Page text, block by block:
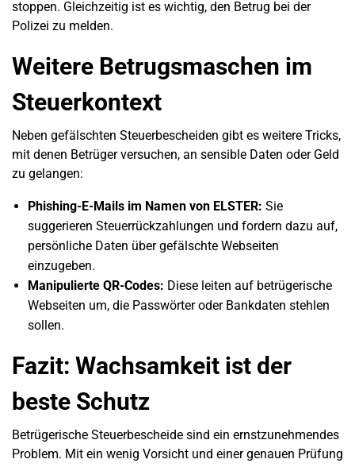
stoppen. Gleichzeitig ist es wichtig, den Betrug bei der
Polizei zu melden.
Weitere Betrugsmaschen im
Steuerkontext
Neben gefälschten Steuerbescheiden gibt es weitere Tricks,
mit denen Betrüger versuchen, an sensible Daten oder Geld
zu gelangen:
Phishing-E-Mails im Namen von ELSTER: Sie
suggerieren Steuerrückzahlungen und fordern dazu auf,
persönliche Daten über gefälschte Webseiten
einzugeben.
Manipulierte QR-Codes: Diese leiten auf betrügerische
Webseiten um, die Passwörter oder Bankdaten stehlen
sollen.
Fazit: Wachsamkeit ist der
beste Schutz
Betrügerische Steuerbescheide sind ein ernstzunehmendes
Problem. Mit ein wenig Vorsicht und einer genauen Prüfung